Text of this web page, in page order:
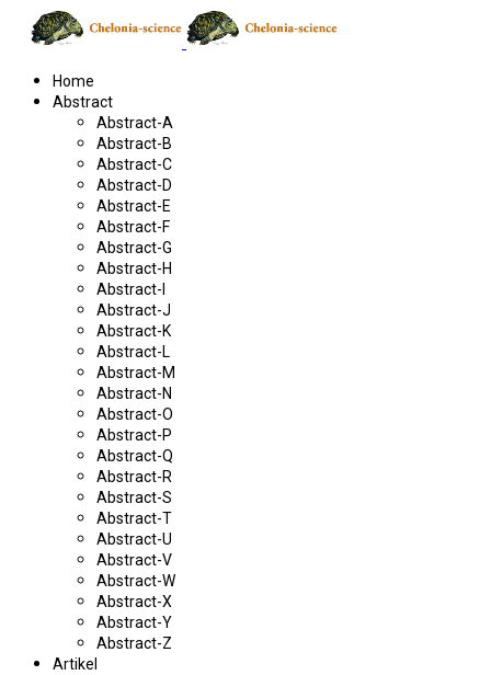
Home
Abstract
Abstract-A
Abstract-B
Abstract-C
Abstract-D
Abstract-E
Abstract-F
Abstract-G
Abstract-H
Abstract-I
Abstract-J
Abstract-K
Abstract-L
Abstract-M
Abstract-N
Abstract-O
Abstract-P
Abstract-Q
Abstract-R
Abstract-S
Abstract-T
Abstract-U
Abstract-V
Abstract-W
Abstract-X
Abstract-Y
Abstract-Z
Artikel